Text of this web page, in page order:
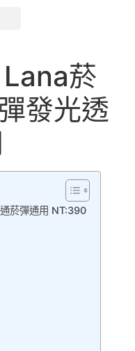
菸
發光透
菸彈通用 NT:390